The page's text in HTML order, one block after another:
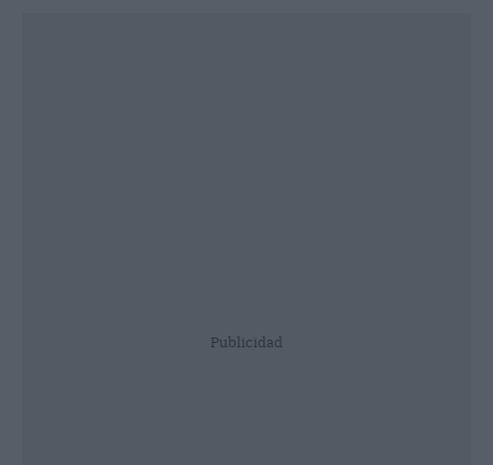
Publicidad